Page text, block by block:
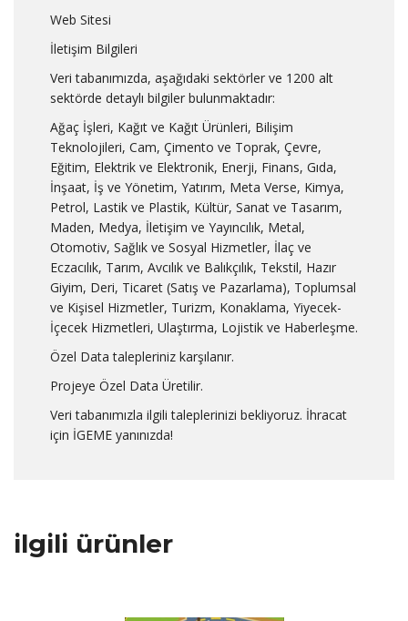
Web Sitesi
İletişim Bilgileri
Veri tabanımızda, aşağıdaki sektörler ve 1200 alt
sektörde detaylı bilgiler bulunmaktadır:
Ağaç İşleri, Kağıt ve Kağıt Ürünleri, Bilişim
Teknolojileri, Cam, Çimento ve Toprak, Çevre,
Eğitim, Elektrik ve Elektronik, Enerji, Finans, Gıda,
İnşaat, İş ve Yönetim, Yatırım, Meta Verse, Kimya,
Petrol, Lastik ve Plastik, Kültür, Sanat ve Tasarım,
Maden, Medya, İletişim ve Yayıncılık, Metal,
Otomotiv, Sağlık ve Sosyal Hizmetler, İlaç ve
Eczacılık, Tarım, Avcılık ve Balıkçılık, Tekstil, Hazır
Giyim, Deri, Ticaret (Satış ve Pazarlama), Toplumsal
ve Kişisel Hizmetler, Turizm, Konaklama, Yiyecek-
İçecek Hizmetleri, Ulaştırma, Lojistik ve Haberleşme.
Özel Data talepleriniz karşılanır.
Projeye Özel Data Üretilir.
Veri tabanımızla ilgili taleplerinizi bekliyoruz. İhracat
için İGEME yanınızda!
ilgili ürünler